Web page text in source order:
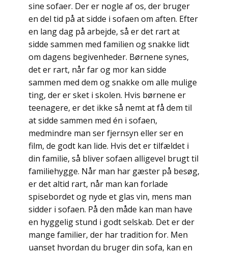
sine sofaer. Der er nogle af os, der bruger
en del tid på at sidde i sofaen om aften. Efter
en lang dag på arbejde, så er det rart at
sidde sammen med familien og snakke lidt
om dagens begivenheder. Børnene synes,
det er rart, når far og mor kan sidde
sammen med dem og snakke om alle mulige
ting, der er sket i skolen. Hvis børnene er
teenagere, er det ikke så nemt at få dem til
at sidde sammen med én i sofaen,
medmindre man ser fjernsyn eller ser en
film, de godt kan lide. Hvis det er tilfældet i
din familie, så bliver sofaen alligevel brugt til
familiehygge. Når man har gæster på besøg,
er det altid rart, når man kan forlade
spisebordet og nyde et glas vin, mens man
sidder i sofaen. På den måde kan man have
en hyggelig stund i godt selskab. Det er der
mange familier, der har tradition for. Men
uanset hvordan du bruger din sofa, kan en